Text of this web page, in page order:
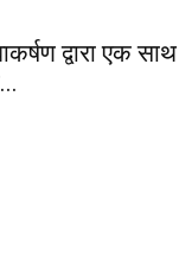
द्वारा एक